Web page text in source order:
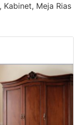
Kabinet, Meja Rias